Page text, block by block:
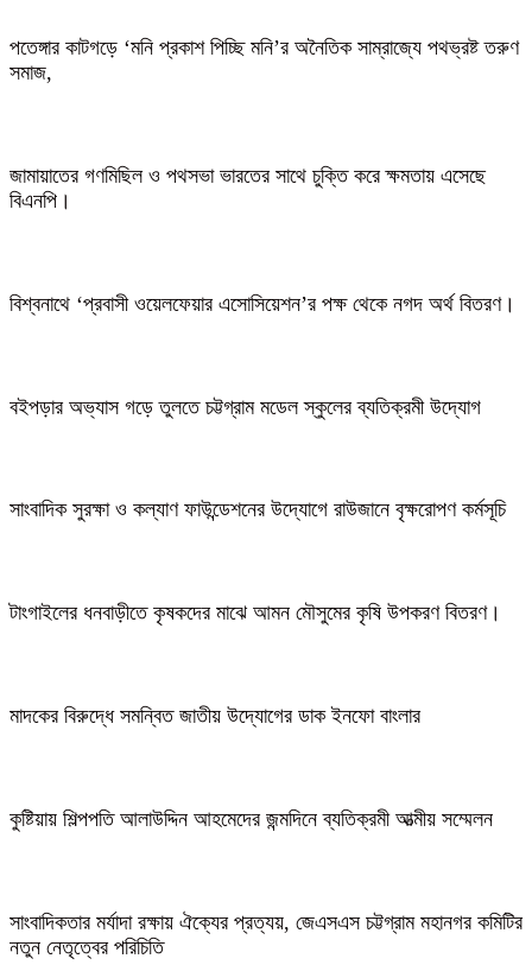
পতেঙ্গার কাটগড়ে ‘মনি প্রকাশ পিচ্ছি মনি’র অনৈতিক সাম্রাজ্যে পথভ্রষ্ট তরুণ
সমাজ,
জামায়াতের গণমিছিল ও পথসভা ভারতের সাথে চুক্তি করে ক্ষমতায় এসেছে
বিএনপি।
বিশ্বনাথে ‘প্রবাসী ওয়েলফেয়ার এসোসিয়েশন’র পক্ষ থেকে নগদ অর্থ বিতরণ।
বইপড়ার অভ্যাস গড়ে তুলতে চট্টগ্রাম মডেল স্কুলের ব্যতিক্রমী উদ্যোগ
সাংবাদিক সুরক্ষা ও কল্যাণ ফাউন্ডেশনের উদ্যোগে রাউজানে বৃক্ষরোপণ কর্মসূচি
টাংগাইলের ধনবাড়ীতে কৃষকদের মাঝে আমন মৌসুমের কৃষি উপকরণ বিতরণ।
মাদকের বিরুদ্ধে সমন্বিত জাতীয় উদ্যোগের ডাক ইনফো বাংলার
কুষ্টিয়ায় শিল্পপতি আলাউদ্দিন আহমেদের জন্মদিনে ব্যতিক্রমী আত্মীয় সম্মেলন
সাংবাদিকতার মর্যাদা রক্ষায় ঐক্যের প্রত্যয়, জেএসএস চট্টগ্রাম মহানগর কমিটির
নতুন নেতৃত্বের পরিচিতি